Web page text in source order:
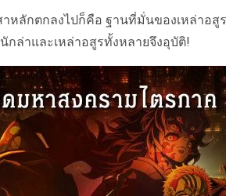
หลักตกลงไปก็คือ ฐานที่มั่นของเหล่าอสู
กล่าและเหล่าอสูรทั้งหลายจึงอุบัติ!